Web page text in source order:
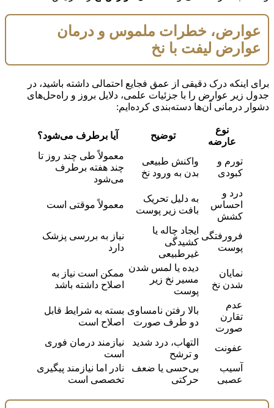
عوارض، خطرات ملموس و درمان
عوارض لیفت با نخ
برای اینکه درک دقیقی از عمق فجایع احتمالی داشته باشید، در
جدول زیر عوارض را با جزئیات علمی، دلایل بروز و راه‌حل‌های
دشوار درمانی آن‌ها دسته‌بندی کرده‌ایم:
نوع
عارضه
توضیح آیا برطرف می‌شود؟
تورم و
کبودی
واکنش طبیعی
بدن به ورود نخ
معمولاً طی چند روز تا
چند هفته برطرف
می‌شود
درد و
احساس
کشش
به دلیل تحریک
بافت زیر پوست
معمولاً موقتی است
فرورفتگی
پوست
ایجاد چاله یا
کشیدگی
غیرطبیعی
نیاز به بررسی پزشک
دارد
نمایان
شدن نخ
دیده یا لمس شدن
مسیر نخ زیر
پوست
ممکن است نیاز به
اصلاح داشته باشد
عدم
تقارن
صورت
بالا رفتن نامساوی
دو طرف صورت
بسته به شرایط قابل
اصلاح است
عفونت
التهاب، درد شدید
و ترشح
نیازمند درمان فوری
است
آسیب
عصبی
بی‌حسی یا ضعف
حرکتی
نادر اما نیازمند پیگیری
تخصصی است